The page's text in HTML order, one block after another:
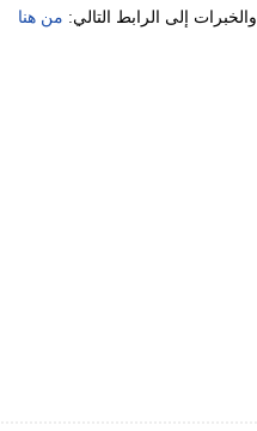
والخبرات إلى الرابط التالي: من هنا